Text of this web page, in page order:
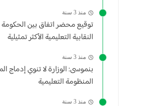
منذ 3 سنة
توقيع محضر اتفاق بين الحكومة
النقابية التعليمية الأكثر تمثيلية
منذ 3 سنة
بنموسى: الوزارة لا تنوي إدماج
المنظومة التعليمية
منذ 3 سنة